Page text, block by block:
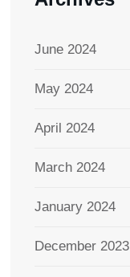
June 2024
May 2024
April 2024
March 2024
January 2024
December 2023